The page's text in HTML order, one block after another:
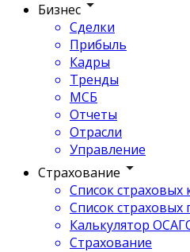
Бизнес
Сделки
Прибыль
Кадры
Тренды
МСБ
Отчеты
Отрасли
Управление
Страхование
Список страховых
Список страховых
Калькулятор
Страхование